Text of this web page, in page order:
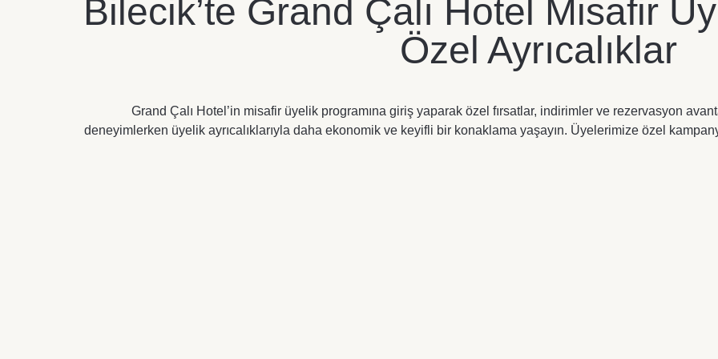
Bilecik’te Grand Çalı Hotel Misafir
Özel Ayrıcalıklar
Grand Çalı Hotel’in misafir üyelik programına giriş yaparak özel fırsatlar, indirimler ve rezervasyon
deneyimlerken üyelik ayrıcalıklarıyla daha ekonomik ve keyifli bir konaklama yaşayın. Üyelerimize özel